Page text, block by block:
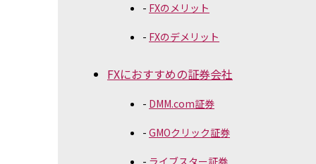
FXのメリット
FXのデメリット
FXにおすすめの証券会社
DMM.com証券
GMOクリック証券
ライブスター証券